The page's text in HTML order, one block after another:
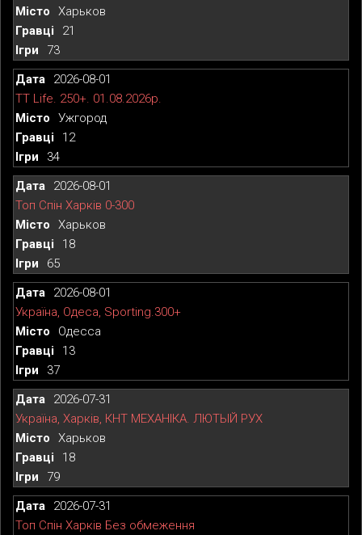
Харьков
21
73
2026-08-01
TT Life. 250+. 01.08.2026р.
Ужгород
12
34
2026-08-01
Топ Спін Харків 0-300
Харьков
18
65
2026-08-01
Україна, Одеса, Sporting.300+
Одесса
13
37
2026-07-31
Україна, Харків, КНТ МЕХАНІКА. ЛЮТЫЙ РУХ
Харьков
18
79
2026-07-31
Топ Спін Харків Без обмеження